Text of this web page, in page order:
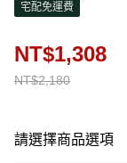
宅配免運費
NT$2,180
NT$1,308
請選擇商品選項